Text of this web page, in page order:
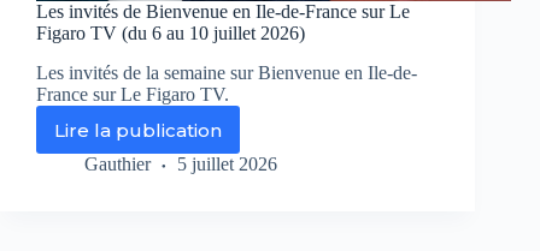
Les invités de Bienvenue en Ile-de-France sur Le
Figaro TV (du 6 au 10 juillet 2026)
Les invités de la semaine sur Bienvenue en Ile-de-
France sur Le Figaro TV.
Lire la publication
Les
invités
Gauthier 5 juillet 2026